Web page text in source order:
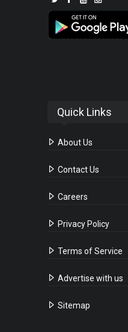
Quick Links
About Us
Contact Us
Careers
Privacy Policy
Terms of Service
Advertise with us
Sitemap